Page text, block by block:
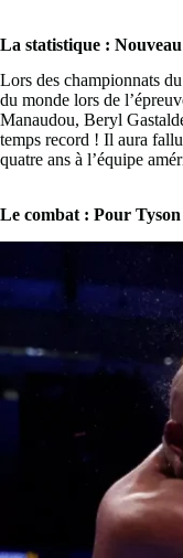
La statistique :
Lors des championnats
du monde lors de
Manaudou, Beryl
temps record ! Il aura
quatre ans à l’équipe
Le combat : Pour